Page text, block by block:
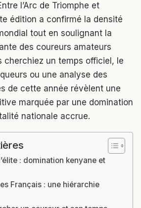
l’Arc de Triomphe et
édition a confirmé la densité
tout en soulignant la
des coureurs amateurs
cherchiez un temps officiel, le
ou une analyse des
de cette année révèlent une
marquée par une domination
nationale accrue.
: domination kenyane et
Français : une hiérarchie